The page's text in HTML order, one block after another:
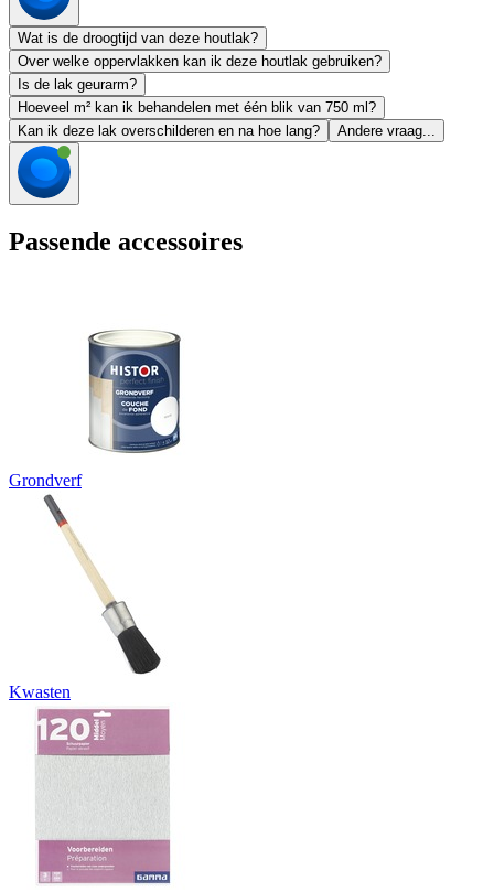
Wat is de droogtijd van deze houtlak?
Over welke oppervlakken kan ik deze houtlak gebruiken?
Is de lak geurarm?
Hoeveel m² kan ik behandelen met één blik van 750 ml?
Kan ik deze lak overschilderen en na hoe lang?
Andere vraag...
Passende accessoires
Grondverf
Kwasten